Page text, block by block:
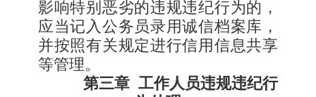
影响特别恶劣的违规违纪行为的，
应当记入公务员录用诚信档案库，
并按照有关规定进行信用信息共享
等管理。
第三章 工作人员违规违纪行